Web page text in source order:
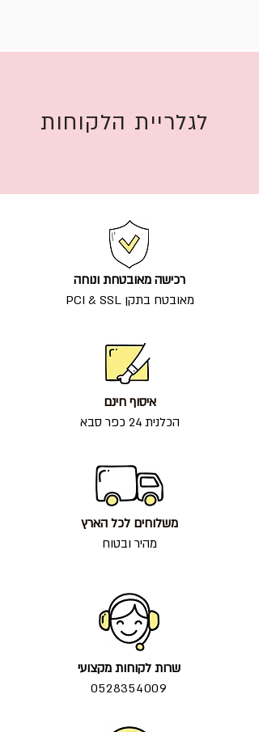
לגלריית הלקוחות
רכישה מאובטחת ונוחה
מאובטח בתקן PCI & SSL
איסוף חינם
הכלנית 24 כפר סבא
משלוחים לכל הארץ
מהיר ובטוח
שרות לקוחות מקצועי
0528354009